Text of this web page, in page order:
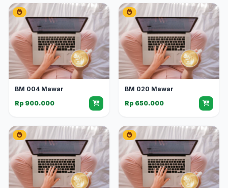
BM 004 Mawar
Rp 900.000
BM 020 Mawar
Rp 650.000